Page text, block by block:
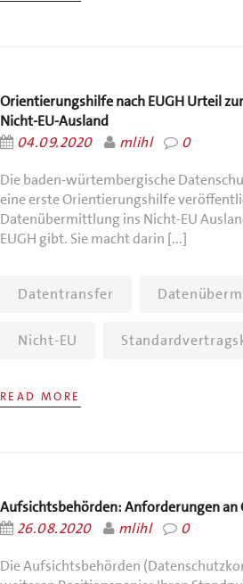
Orientierungshilfe nach EUGH Urteil
Nicht-EU-Ausland
04.09.2020
mlihl
0
Die baden-würtembergische
eine erste Orientierungshilfe
Datenübermittlung ins Nicht-EU
EUGH gibt. Sie macht darin [...]
Datentransfer
Nicht-EU
READ MORE
Aufsichtsbehörden: Anforderungen an
26.08.2020
mlihl
0
Die Aufsichtsbehörden